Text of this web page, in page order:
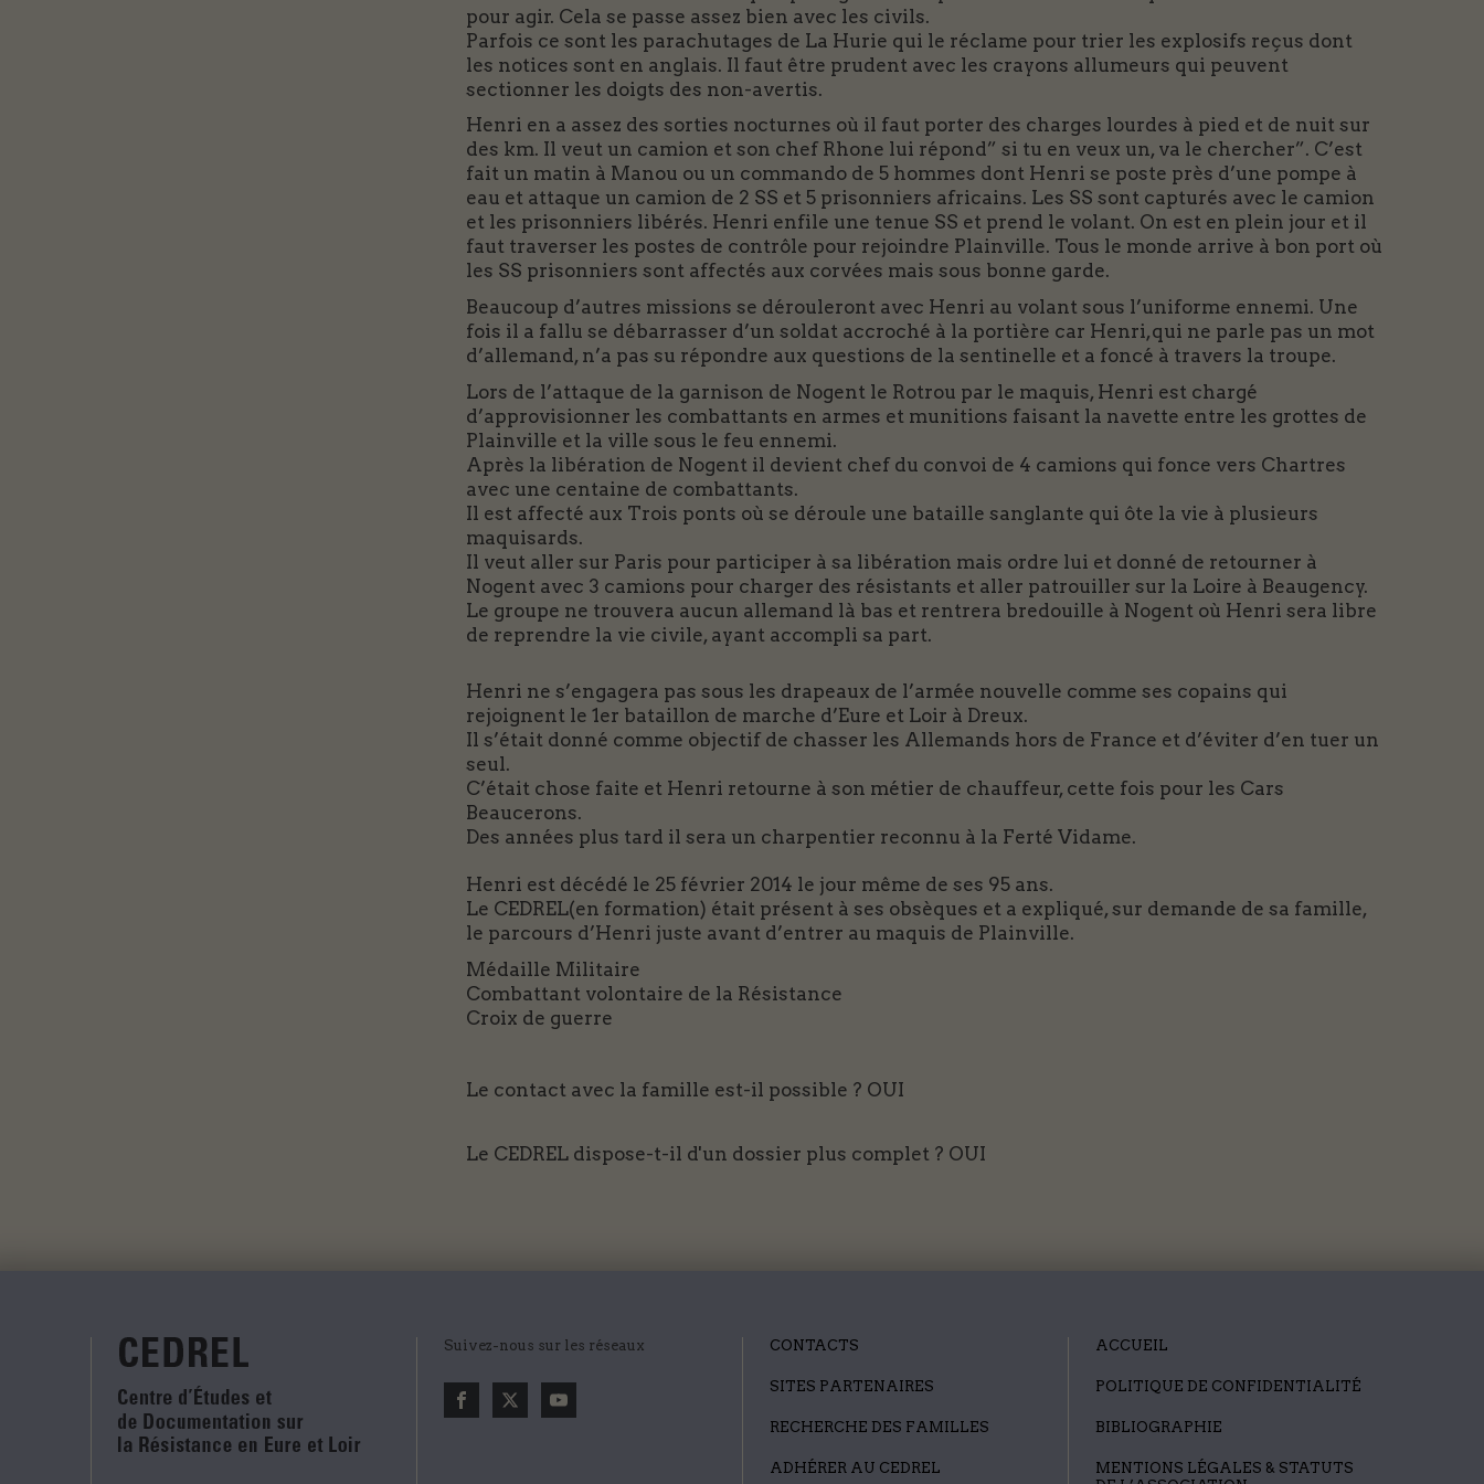
pour agir. Cela se passe assez bien avec les civils.
Parfois ce sont les parachutages de La Hurie qui le réclame pour trier les explosifs reçus dont
les notices sont en anglais. Il faut être prudent avec les crayons allumeurs qui peuvent
sectionner les doigts des non-avertis.
Henri en a assez des sorties nocturnes où il faut porter des charges lourdes à pied et de nuit sur
des km. Il veut un camion et son chef Rhone lui répond” si tu en veux un, va le chercher”. C’est
fait un matin à Manou ou un commando de 5 hommes dont Henri se poste près d’une pompe à
eau et attaque un camion de 2 SS et 5 prisonniers africains. Les SS sont capturés avec le camion
et les prisonniers libérés. Henri enfile une tenue SS et prend le volant. On est en plein jour et il
faut traverser les postes de contrôle pour rejoindre Plainville. Tous le monde arrive à bon port où
les SS prisonniers sont affectés aux corvées mais sous bonne garde.
Beaucoup d’autres missions se dérouleront avec Henri au volant sous l’uniforme ennemi. Une
fois il a fallu se débarrasser d’un soldat accroché à la portière car Henri,qui ne parle pas un mot
d’allemand, n’a pas su répondre aux questions de la sentinelle et a foncé à travers la troupe.
Lors de l’attaque de la garnison de Nogent le Rotrou par le maquis, Henri est chargé
d’approvisionner les combattants en armes et munitions faisant la navette entre les grottes de
Plainville et la ville sous le feu ennemi.
Après la libération de Nogent il devient chef du convoi de 4 camions qui fonce vers Chartres
avec une centaine de combattants.
Il est affecté aux Trois ponts où se déroule une bataille sanglante qui ôte la vie à plusieurs
maquisards.
Il veut aller sur Paris pour participer à sa libération mais ordre lui et donné de retourner à
Nogent avec 3 camions pour charger des résistants et aller patrouiller sur la Loire à Beaugency.
Le groupe ne trouvera aucun allemand là bas et rentrera bredouille à Nogent où Henri sera libre
de reprendre la vie civile, ayant accompli sa part.
Henri ne s’engagera pas sous les drapeaux de l’armée nouvelle comme ses copains qui
rejoignent le 1er bataillon de marche d’Eure et Loir à Dreux.
Il s’était donné comme objectif de chasser les Allemands hors de France et d’éviter d’en tuer un
seul.
C’était chose faite et Henri retourne à son métier de chauffeur, cette fois pour les Cars
Beaucerons.
Des années plus tard il sera un charpentier reconnu à la Ferté Vidame.
Henri est décédé le 25 février 2014 le jour même de ses 95 ans.
Le CEDREL(en formation) était présent à ses obsèques et a expliqué, sur demande de sa famille,
le parcours d’Henri juste avant d’entrer au maquis de Plainville.
Médaille Militaire
Combattant volontaire de la Résistance
Croix de guerre
Le contact avec la famille est-il possible ? OUI
Le CEDREL dispose-t-il d'un dossier plus complet ? OUI
Suivez-nous sur les réseaux CONTACTS
SITES PARTENAIRES
RECHERCHE DES FAMILLES
ADHÉRER AU CEDREL
ACCUEIL
POLITIQUE DE CONFIDENTIALITÉ
BIBLIOGRAPHIE
MENTIONS LÉGALES & STATUTS